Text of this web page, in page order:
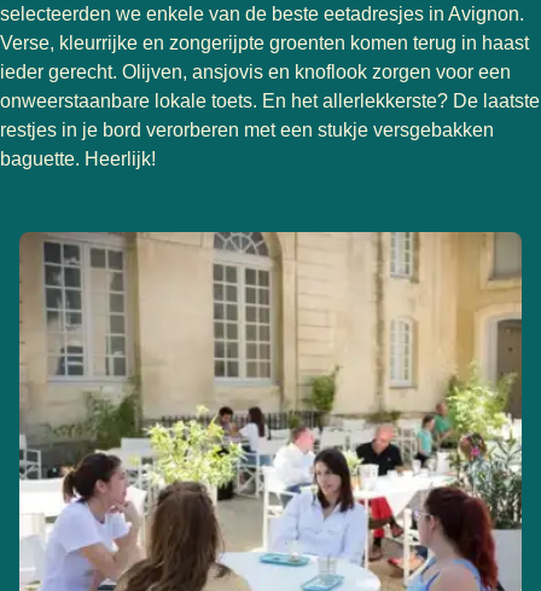
selecteerden we enkele van de beste eetadresjes in Avignon.
Verse, kleurrijke en zongerijpte groenten komen terug in haast
ieder gerecht. Olijven, ansjovis en knoflook zorgen voor een
onweerstaanbare lokale toets. En het allerlekkerste? De laatste
restjes in je bord verorberen met een stukje versgebakken
baguette. Heerlijk!